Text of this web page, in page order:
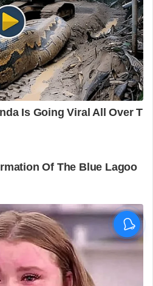
ലഹരികേസ് പ്രതികളായ
സ്ത്രീകളുടെ ദൃശ്യങ്ങൾ
പകർത്തി പ്രചരിപ്പിക്കരുത്:
എക്സൈസ്
ഉദ്യോഗസ്ഥർക്ക് പുതിയ
മാർഗനിർദേശം